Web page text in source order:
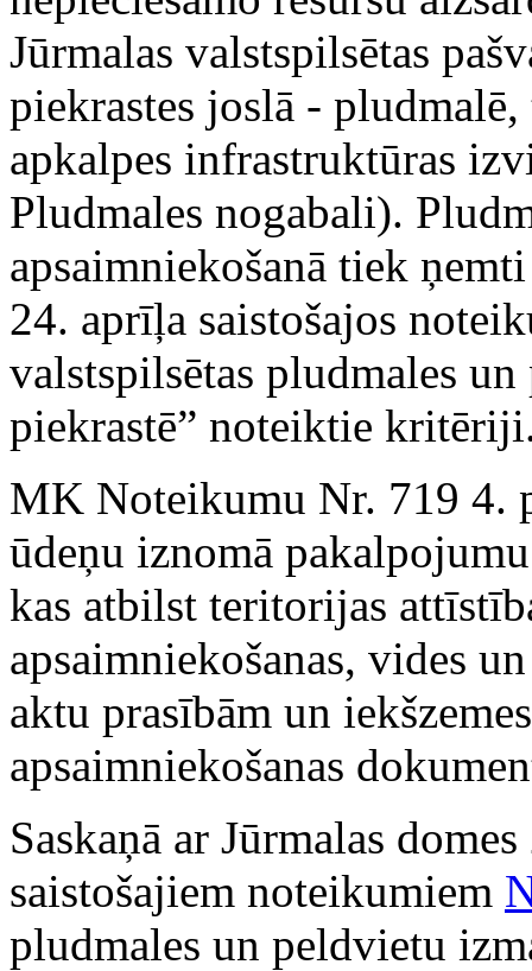
Jūrmalas valstspilsētas
piekrastes joslā -
apkalpes infrastruktūras
Pludmales nogabali).
apsaimniekošanā tiek
24. aprīļa saistošajos
valstspilsētas pludmales
piekrastē” noteiktie
MK Noteikumu Nr. 719 4.
ūdeņu iznomā
kas atbilst teritorijas
apsaimniekošanas, vides
aktu prasībām un
apsaimniekošanas
Saskaņā ar Jūrmalas
saistošajiem noteikumiem
pludmales un peldvietu